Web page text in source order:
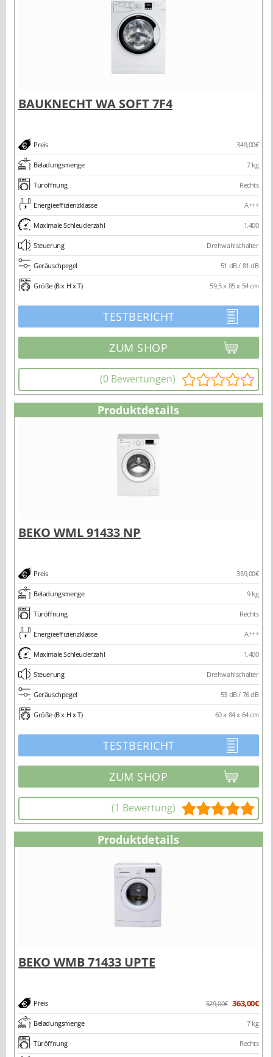
Preis 349,00€
Beladungsmenge 7 kg
Türöffnung Rechts
Energieeffizienzklasse A+++
Maximale Schleuderzahl 1.400
Steuerung Drehwahlschalter
Geräuschpegel 51 dB / 81 dB
Größe (B x H x T) 59,5 x 85 x 54 cm
TESTBERICHT
(0 Bewertungen)
Produktdetails
Preis 359,00€
Beladungsmenge 9 kg
Türöffnung Rechts
Energieeffizienzklasse A+++
Maximale Schleuderzahl 1.400
Steuerung Drehwahlschalter
Geräuschpegel 53 dB / 76 dB
Größe (B x H x T) 60 x 84 x 64 cm
TESTBERICHT
(1 Bewertung)
Produktdetails
Preis 529,00€ 363,00€
Beladungsmenge 7 kg
Türöffnung Rechts